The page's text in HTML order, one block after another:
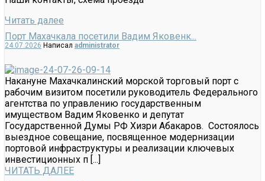
Читать далее
Порт Махачкала посетили Вадим Яковенк...
24.07.2026 Написал administrator
Накануне Махачкалинский морской торговый порт с
рабочим визитом посетили руководитель Федерального
агентства по управлению государственным
имуществом Вадим Яковенко и депутат
Государственной Думы РФ Хизри Абакаров. Состоялось
выездное совещание, посвященное модернизации
портовой инфраструктуры и реализации ключевых
инвестиционных п [...]
ЧИТАТЬ ДАЛЕЕ